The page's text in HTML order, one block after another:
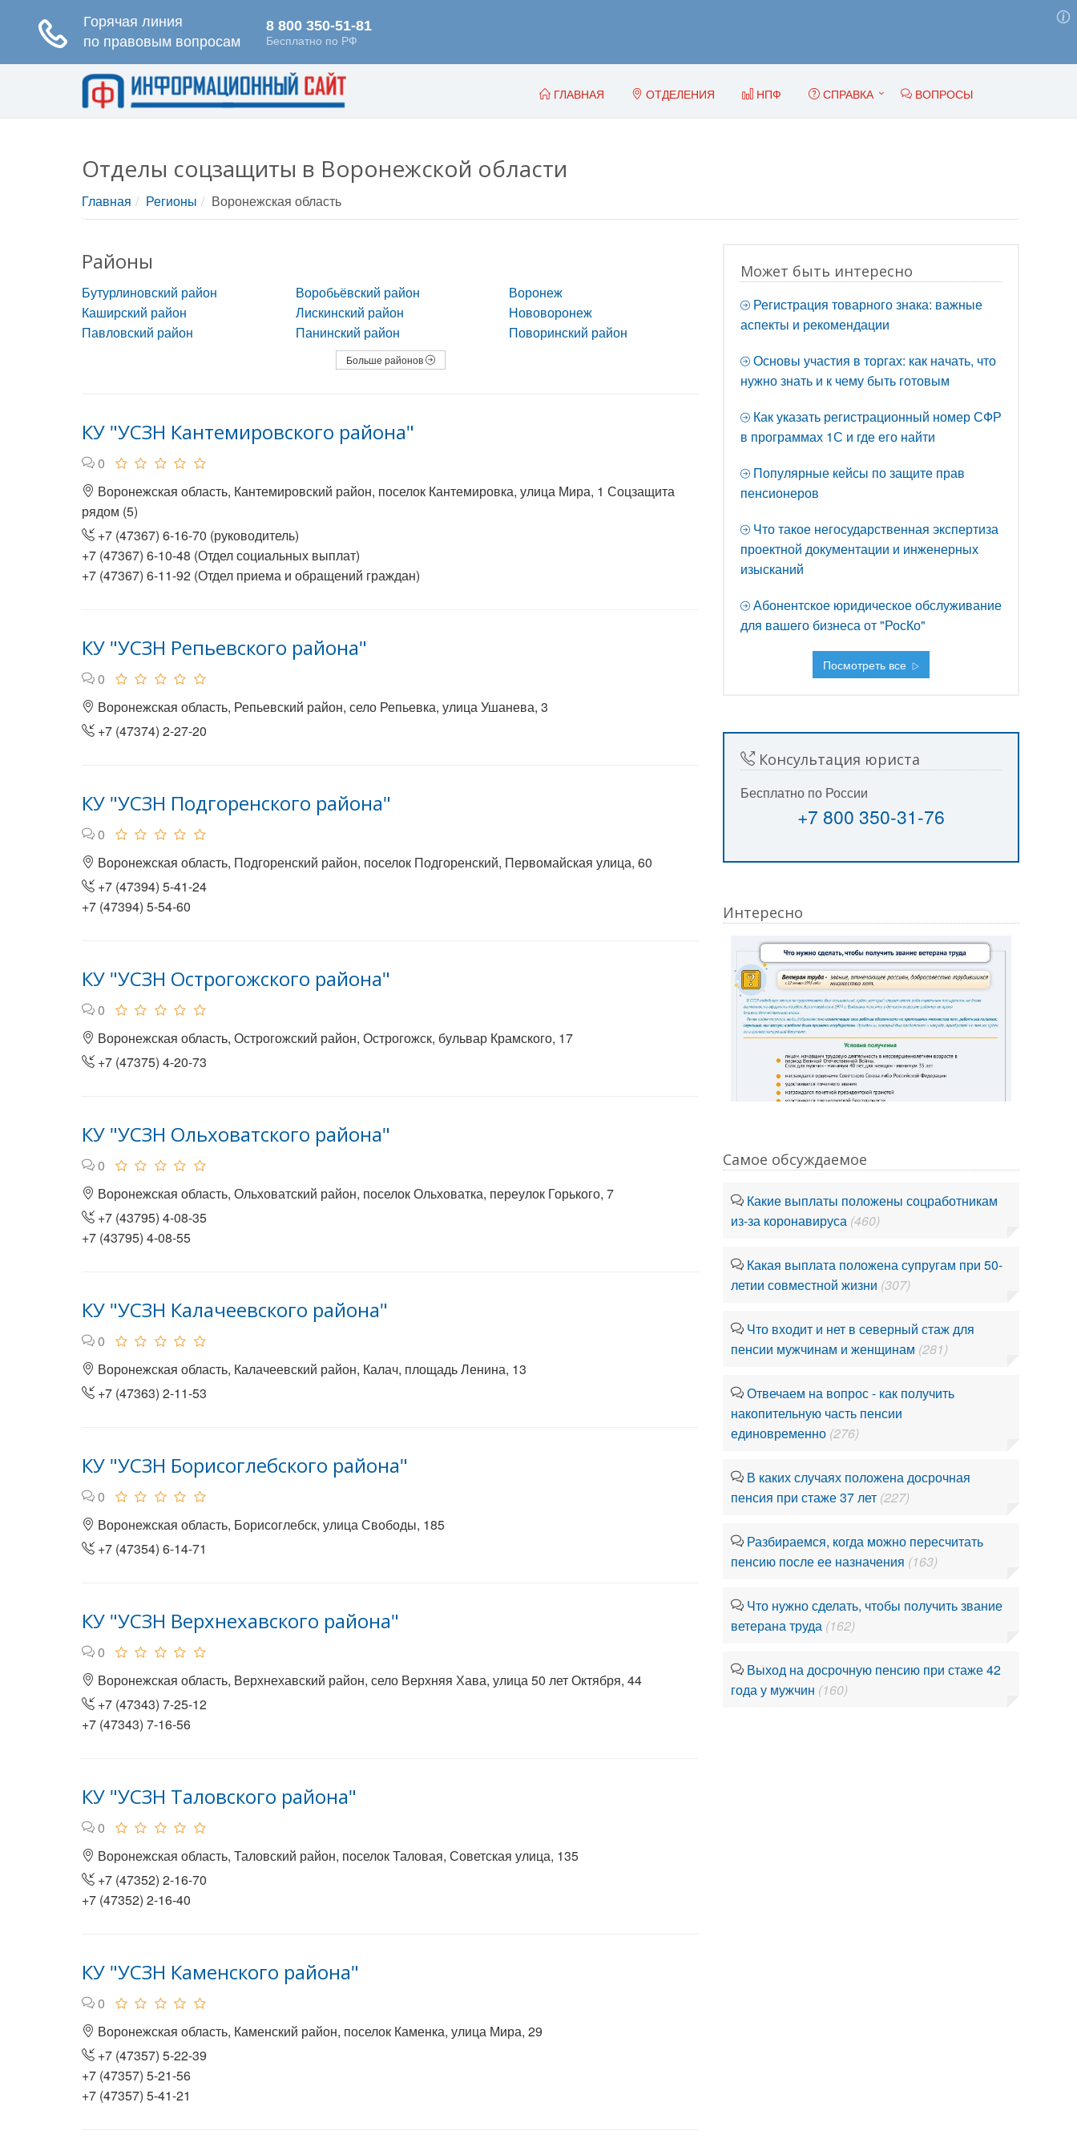
ГЛАВНАЯ ОТДЕЛЕНИЯ НПФ СПРАВКА ВОПРОСЫ
Отделы соцзащиты в Воронежской области
Главная Регионы Воронежская область
Районы
Бутурлиновский район Воробьёвский район
Воронеж
Каширский район
Лискинский район
Нововоронеж
Павловский район
Панинский район Поворинский район
Больше районов
КУ "УСЗН Кантемировского района"
0
Воронежская область, Кантемировский район, поселок Кантемировка, улица Мира, 1 Соцзащита
рядом (5)
+7 (47367) 6-16-70 (руководитель)
+7 (47367) 6-10-48 (Отдел социальных выплат)
+7 (47367) 6-11-92 (Отдел приема и обращений граждан)
КУ "УСЗН Репьевского района"
0
Воронежская область, Репьевский район, село Репьевка, улица Ушанева, 3
+7 (47374) 2-27-20
КУ "УСЗН Подгоренского района"
0
Воронежская область, Подгоренский район, поселок Подгоренский, Первомайская улица, 60
+7 (47394) 5-41-24
+7 (47394) 5-54-60
КУ "УСЗН Острогожского района"
0
Воронежская область, Острогожский район, Острогожск, бульвар Крамского, 17
+7 (47375) 4-20-73
КУ "УСЗН Ольховатского района"
0
Воронежская область, Ольховатский район, поселок Ольховатка, переулок Горького, 7
+7 (43795) 4-08-35
+7 (43795) 4-08-55
КУ "УСЗН Калачеевского района"
0
Воронежская область, Калачеевский район, Калач, площадь Ленина, 13
+7 (47363) 2-11-53
КУ "УСЗН Борисоглебского района"
0
Воронежская область, Борисоглебск, улица Свободы, 185
+7 (47354) 6-14-71
КУ "УСЗН Верхнехавского района"
0
Воронежская область, Верхнехавский район, село Верхняя Хава, улица 50 лет Октября, 44
+7 (47343) 7-25-12
+7 (47343) 7-16-56
КУ "УСЗН Таловского района"
0
Воронежская область, Таловский район, поселок Таловая, Советская улица, 135
+7 (47352) 2-16-70
+7 (47352) 2-16-40
КУ "УСЗН Каменского района"
0
Воронежская область, Каменский район, поселок Каменка, улица Мира, 29
+7 (47357) 5-22-39
+7 (47357) 5-21-56
+7 (47357) 5-41-21
Может быть интересно
Регистрация товарного знака: важные
аспекты и рекомендации
Основы участия в торгах: как начать, что
нужно знать и к чему быть готовым
Как указать регистрационный номер СФР
в программах 1С и где его найти
Популярные кейсы по защите прав
пенсионеров
Что такое негосударственная экспертиза
проектной документации и инженерных
изысканий
Абонентское юридическое обслуживание
для вашего бизнеса от "РосКо"
Посмотреть все
Консультация юриста
Бесплатно по России
+7 800 350-31-76
Интересно
Самое обсуждаемое
Какие выплаты положены соцработникам
из-за коронавируса (460)
Какая выплата положена супругам при 50-
летии совместной жизни (307)
Что входит и нет в северный стаж для
пенсии мужчинам и женщинам (281)
Отвечаем на вопрос - как получить
накопительную часть пенсии
единовременно (276)
В каких случаях положена досрочная
пенсия при стаже 37 лет (227)
Разбираемся, когда можно пересчитать
пенсию после ее назначения (163)
Что нужно сделать, чтобы получить звание
ветерана труда (162)
Выход на досрочную пенсию при стаже 42
года у мужчин (160)